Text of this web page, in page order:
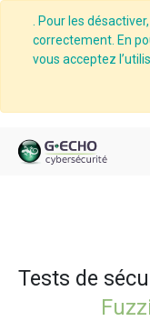
. Pour les
correctement. En
vous acceptez
Tests de